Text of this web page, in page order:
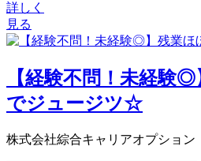
詳しく
見る
【経験不問！未経験
でジュージツ☆
株式会社綜合キャリアオプション